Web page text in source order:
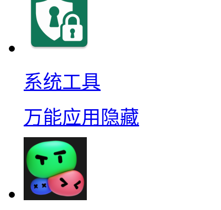
系统工具
万能应用隐藏